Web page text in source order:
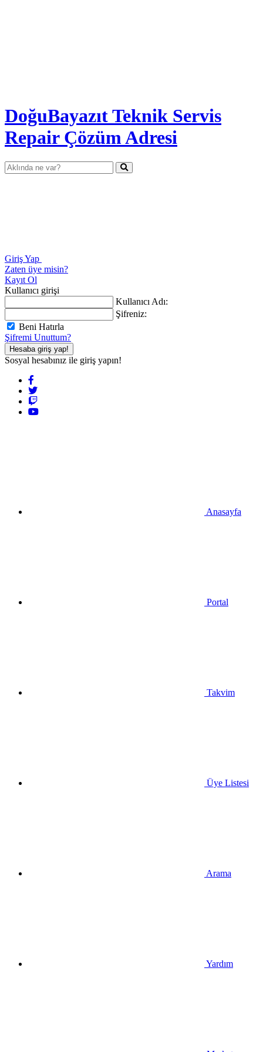
DoğuBayazıt Teknik Servis
Repair Çözüm Adresi
Giriş Yap
Zaten üye misin?
Kayıt Ol
Kullanıcı girişi
Kullanıcı Adı:
Şifreniz:
Beni Hatırla
Şifremi Unuttum?
Hesaba giriş yap!
Sosyal hesabınız ile giriş yapın!
Anasayfa
Portal
Takvim
Üye Listesi
Arama
Yardım